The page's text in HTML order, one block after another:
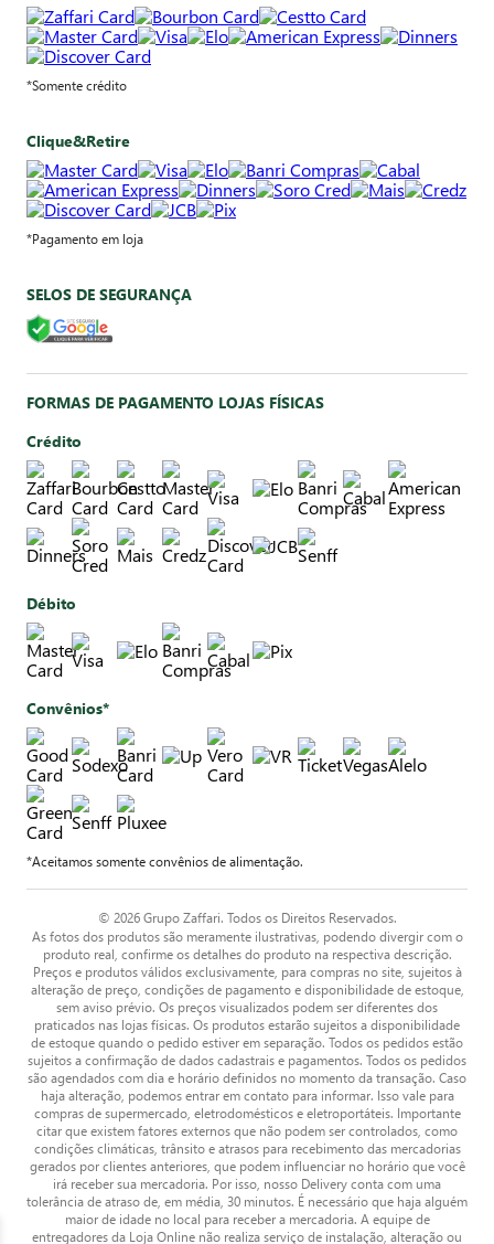
*Somente crédito
Clique&Retire
*Pagamento em loja
SELOS DE SEGURANÇA
FORMAS DE PAGAMENTO LOJAS FÍSICAS
Crédito
Débito
Convênios*
*Aceitamos somente convênios de alimentação.
© 2026 Grupo Zaffari. Todos os Direitos Reservados.
As fotos dos produtos são meramente ilustrativas, podendo divergir com o
produto real, confirme os detalhes do produto na respectiva descrição.
Preços e produtos válidos exclusivamente, para compras no site, sujeitos à
alteração de preço, condições de pagamento e disponibilidade de estoque,
sem aviso prévio. Os preços visualizados podem ser diferentes dos
praticados nas lojas físicas. Os produtos estarão sujeitos a disponibilidade
de estoque quando o pedido estiver em separação. Todos os pedidos estão
sujeitos a confirmação de dados cadastrais e pagamentos. Todos os pedidos
são agendados com dia e horário definidos no momento da transação. Caso
haja alteração, podemos entrar em contato para informar. Isso vale para
compras de supermercado, eletrodomésticos e eletroportáteis. Importante
citar que existem fatores externos que não podem ser controlados, como
condições climáticas, trânsito e atrasos para recebimento das mercadorias
gerados por clientes anteriores, que podem influenciar no horário que você
irá receber sua mercadoria. Por isso, nosso Delivery conta com uma
tolerância de atraso de, em média, 30 minutos. É necessário que haja alguém
maior de idade no local para receber a mercadoria. A equipe de
entregadores da Loja Online não realiza serviço de instalação, alteração ou